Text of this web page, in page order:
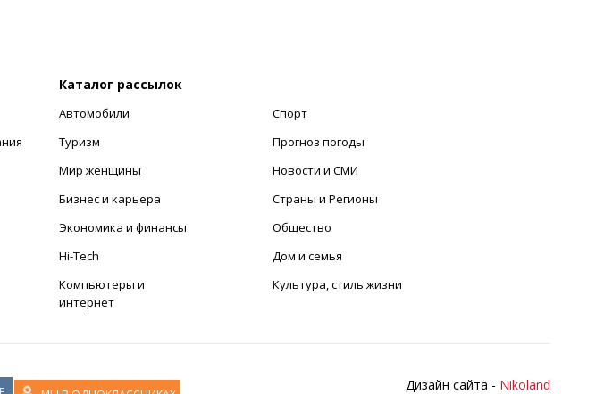
Каталог рассылок
Автомобили
Туризм
Мир женщины
Бизнес и карьера
Экономика и финансы
Hi-Tech
Компьютеры и
интернет
Спорт
Прогноз погоды
Новости и СМИ
Страны и Регионы
Общество
Дом и семья
Культура, стиль жизни
Дизайн сайта - Nikoland